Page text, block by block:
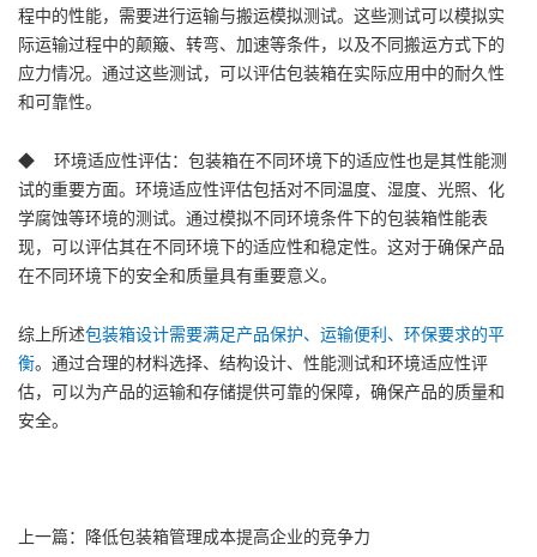
程中的性能，需要进行运输与搬运模拟测试。这些测试可以模拟实
际运输过程中的颠簸、转弯、加速等条件，以及不同搬运方式下的
应力情况。通过这些测试，可以评估包装箱在实际应用中的耐久性
和可靠性。
◆ 环境适应性评估：包装箱在不同环境下的适应性也是其性能测
试的重要方面。环境适应性评估包括对不同温度、湿度、光照、化
学腐蚀等环境的测试。通过模拟不同环境条件下的包装箱性能表
现，可以评估其在不同环境下的适应性和稳定性。这对于确保产品
在不同环境下的安全和质量具有重要意义。
综上所述包装箱设计需要满足产品保护、运输便利、环保要求的平
衡。通过合理的材料选择、结构设计、性能测试和环境适应性评
估，可以为产品的运输和存储提供可靠的保障，确保产品的质量和
安全。
上一篇：降低包装箱管理成本提高企业的竞争力